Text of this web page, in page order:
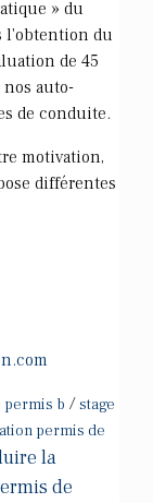
» du
l'obtention du
de 45
auto-
de conduite.
motivation,
différentes
permis b /stage
permis de
la
de